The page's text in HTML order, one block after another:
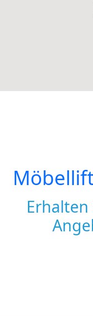
Erhalten